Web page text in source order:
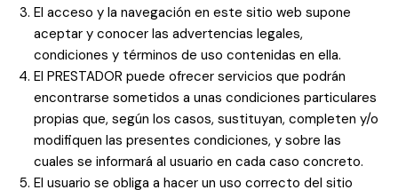
El acceso y la navegación en este sitio web supone
aceptar y conocer las advertencias legales,
condiciones y términos de uso contenidas en ella.
El PRESTADOR puede ofrecer servicios que podrán
encontrarse sometidos a unas condiciones particulares
propias que, según los casos, sustituyan, completen y/o
modifiquen las presentes condiciones, y sobre las
cuales se informará al usuario en cada caso concreto.
El usuario se obliga a hacer un uso correcto del sitio